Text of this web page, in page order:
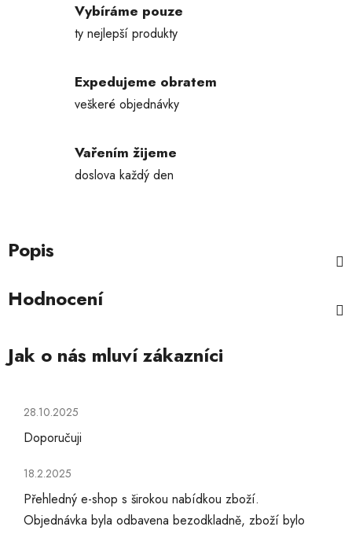
Vybíráme pouze
ty nejlepší produkty
Expedujeme obratem
veškeré objednávky
Vařením žijeme
doslova každý den
Popis
Hodnocení
Hodnocení obchodu je 5 z 5 hvězdiček.
28.10.2025
Doporučuji
Hodnocení obchodu je 5 z 5 hvězdiček.
18.2.2025
Přehledný e-shop s širokou nabídkou zboží.
Objednávka byla odbavena bezodkladně, zboží bylo